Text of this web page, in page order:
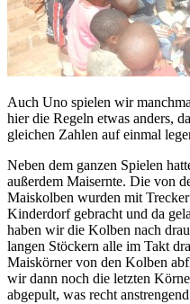
Auch Uno spielen wir
hier die Regeln etwas anders,
gleichen Zahlen auf einmal
Neben dem ganzen Spielen
außerdem Maisernte. Die von
Maiskolben wurden mit
Kinderdorf gebracht und da
haben wir die Kolben nach
langen Stöckern alle im Takt
Maiskörner von den Kolben
wir dann noch die letzten
abgepult, was recht